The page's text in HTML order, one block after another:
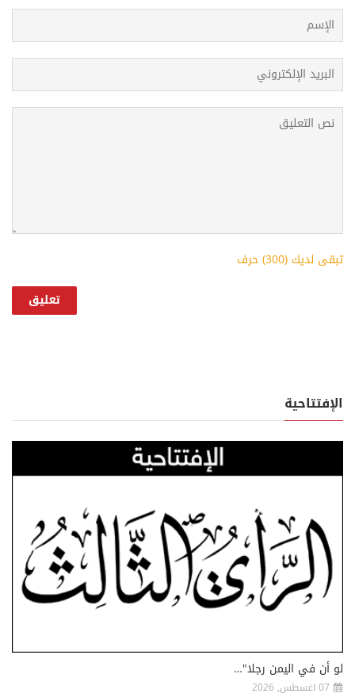
تبقى لديك (300) حرف
الإفتتاحية
لو أن في اليمن رجلا"…
07 اغسطس, 2026